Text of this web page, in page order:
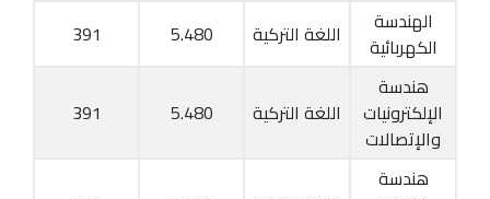
الهندسة
الكهربائية
اللغة التركية 5.480
391
هندسة
الإلكترونيات
والإتصالات
اللغة التركية 5.480
391
هندسة